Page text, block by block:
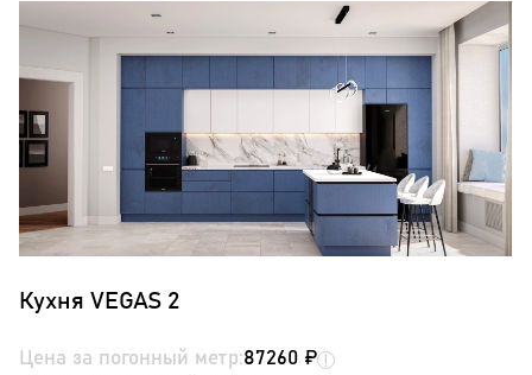
Кухня VEGAS 2
Цена за погонный метр:87260 ₽